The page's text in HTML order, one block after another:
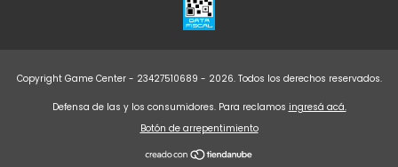
Copyright Game Center - 23427510689 - 2026. Todos los derechos reservados.
Defensa de las y los consumidores. Para reclamos ingresá acá.
Botón de arrepentimiento